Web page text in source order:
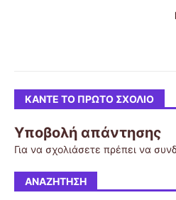
ΚΆΝΤΕ ΤΟ ΠΡΏΤΟ ΣΧΌΛΙΟ
Υποβολή απάντησης
Για να σχολιάσετε πρέπει να
ΑΝΑΖΉΤΗΣΗ